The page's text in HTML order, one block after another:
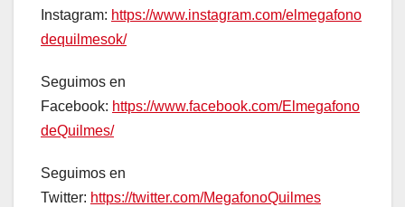
Instagram: https://www.instagram.com/elmegafono
dequilmesok/
Seguimos en
Facebook: https://www.facebook.com/Elmegafono
deQuilmes/
Seguimos en
Twitter: https://twitter.com/MegafonoQuilmes